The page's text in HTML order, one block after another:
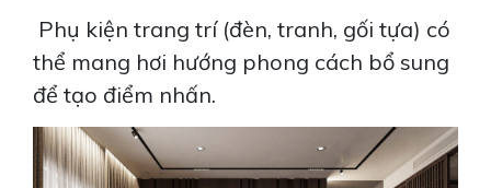
Phụ kiện trang trí (đèn, tranh, gối tựa) có
thể mang hơi hướng phong cách bổ sung
để tạo điểm nhấn.